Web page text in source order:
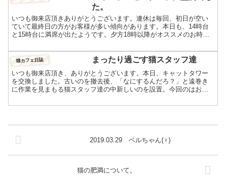
た。
いつも御来店頂きありがとうございます。連休は毎回、初日が空い
ていて最終日の方がお客様が多い傾向があります。本日も、14時台
と15時台に満席が出たようです。夕方18時以降がオススメのお時間
猫カフェ日誌 まったり過ごす猫スタッフ達
いつも御来店頂き、ありがとうございます。本日、キャットタワー
を交換しました。古いのを撤去後、「なにするんだろ？」と遠巻き
に作業を見まもる猫スタッフ達の中新しいのを設置。今回のはおな
津...
2019.03.29 ベルちゃん(♀)
猫の肥満について。